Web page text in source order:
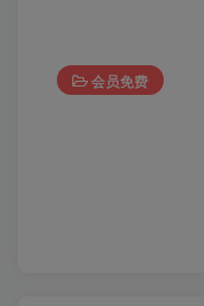
会员免费